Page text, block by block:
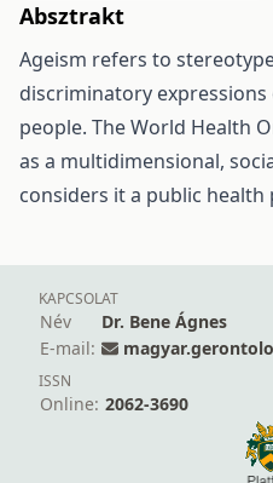
Absztrakt
Ageism refers to
discriminatory
people. The World Health
as a multidimensional,
considers it a public health
KAPCSOLAT
Név
Dr. Bene Ágnes
E-mail:
ISSN
Online: 2062-3690